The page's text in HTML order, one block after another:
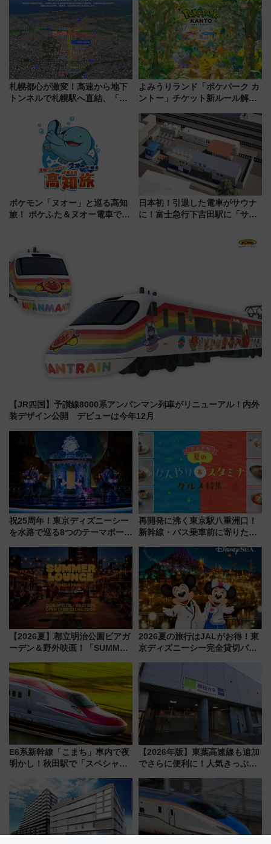
注目観光列車まとめ きっぷの取
り方は？
開発、バスタ新潟構想まで徹底
解説！
札幌都心が激変！高速から地下
トンネルで札幌駅へ直結、「創
から本格着工、延長4.8km整備
事業の全貌
よみうりランド「ポケパーク カ
ントー」チケット新ルール解
本人確認が11月スタート
ポケモン「ヌオー」と巡る高知
旅！ ポケふた＆ヌオー電車で楽
（7月18日スタート）
日本初！引退した電車がサウナ
に！富士急行下吉田駅に「サ電
業 行き交う電車の音や振動を
感じながら「ととのう」新感覚
【JR四国】予讃線8000系アンパンマン列車がリニューアル！内外
装デザイン公開 デビューは今年12月
祝25周年！東京ディズニーシー
を水路で巡る8つのテーマポート
再開発に沸く東京駅八重洲口！
新幹線・バス乗車前に寄りたい
やり＆スタミナグルメ」6選【新
店舗も！】
【2026夏】都立明治公園ビアガ
ーデン＆野外映画！「SUMMER
ケジュール 夜風とビール、映画
を満喫！
2026夏の旅行はJALがお得！東
京ディズニーシー完全貸切パー
ーン始まる 条件は「夏の国内
線に2回搭乗」
E6系新幹線「こまち」車内で夜
明かし！秋田駅で「スペシャル
【2026年版】東葉高速線も追加
でさらに便利に！人気きっぷ
今年も発売 秋・早春に千葉県を
巡るなら使い勝手・コスパ抜群